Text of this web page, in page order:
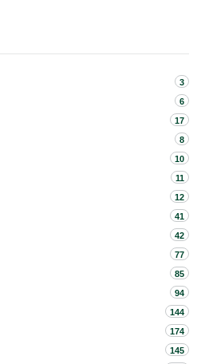
3
6
17
8
10
11
12
41
42
77
85
94
144
174
145